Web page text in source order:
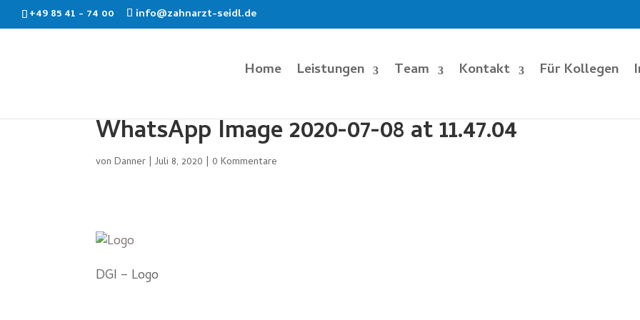
+49 85 41 - 74 00 info@zahnarzt-seidl.de
Home Leistungen Team Kontakt Für Kollegen
WhatsApp Image 2020-07-08 at 11.47.04
vonDanner |Juli 8, 2020 | 0 Kommentare
DGI – Logo